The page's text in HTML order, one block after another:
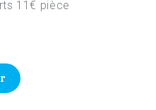
11€ pièce